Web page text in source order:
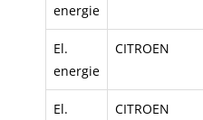
energie
El.
energie
CITROEN
El.
CITROEN